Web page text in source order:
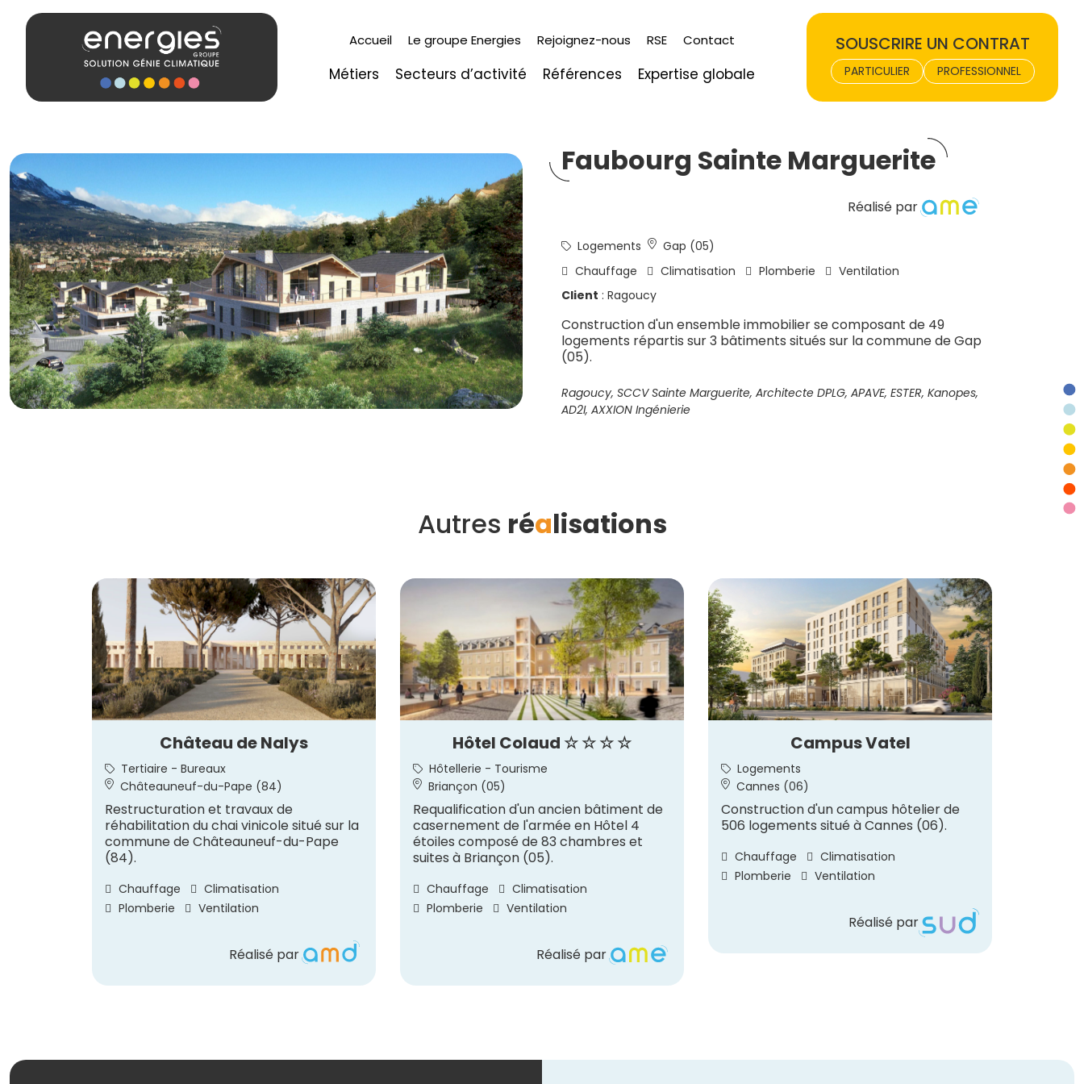
Accueil Le groupe Energies Rejoignez-nous RSE Contact
Métiers Secteurs d’activité Références Expertise globale
SOUSCRIRE UN CONTRAT
PARTICULIER PROFESSIONNEL
Faubourg Sainte Marguerite
Réalisé par
Logements
Gap (05)
Chauffage
Climatisation Plomberie
Ventilation
Client : Ragoucy
Construction d'un ensemble immobilier se composant de 49
logements répartis sur 3 bâtiments situés sur la commune de Gap
(05).
Ragoucy, SCCV Sainte Marguerite, Architecte DPLG, APAVE, ESTER, Kanopes,
AD2I, AXXION Ingénierie
Autres réalisations
Château de Nalys
Tertiaire - Bureaux
Châteauneuf-du-Pape (84)
Restructuration et travaux de
réhabilitation du chai vinicole situé sur la
commune de Châteauneuf-du-Pape
(84).
Chauffage
Climatisation
Plomberie
Ventilation
Réalisé par
Hôtel Colaud ☆ ☆ ☆ ☆
Hôtellerie - Tourisme
Briançon (05)
Requalification d'un ancien bâtiment de
casernement de l'armée en Hôtel 4
étoiles composé de 83 chambres et
suites à Briançon (05).
Chauffage
Climatisation
Plomberie
Ventilation
Réalisé par
Campus Vatel
Logements
Cannes (06)
Construction d'un campus hôtelier de
506 logements situé à Cannes (06).
Chauffage
Climatisation
Plomberie
Ventilation
Réalisé par